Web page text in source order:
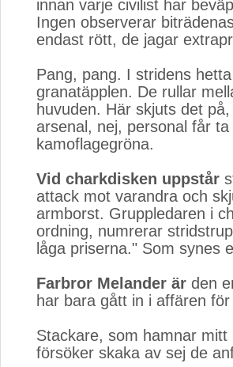
innan varje civilist har
Ingen observerar
endast rött, de jagar
Pang, pang. I stridens
granatäpplen. De rullar
huvuden. Här skjuts det
arsenal, nej, personal får
kamoflagegröna.
Vid charkdisken uppstår
attack mot varandra och
armborst. Gruppledaren i
ordning, numrerar
låga priserna." Som synes
Farbror Melander är den
har bara gått in i affären
Stackare, som hamnar
försöker skaka av sej de